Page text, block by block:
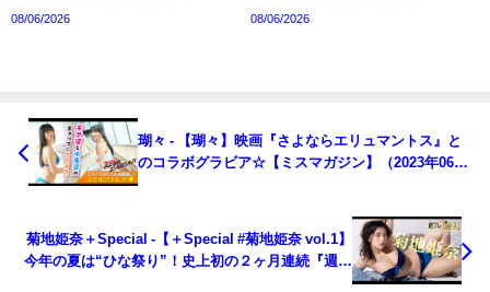
08/06/2026 08/06/2026
瑚々 - 【瑚々】映画『さよならエリュマントス』と
のコラボグラビア☆【ミスマガジン】（2023年06月
菊地姫奈＋Special -【＋Special #菊地姫奈 vol.1】
今年の夏は“ひな祭り”！史上初の２ヶ月連続『週プ